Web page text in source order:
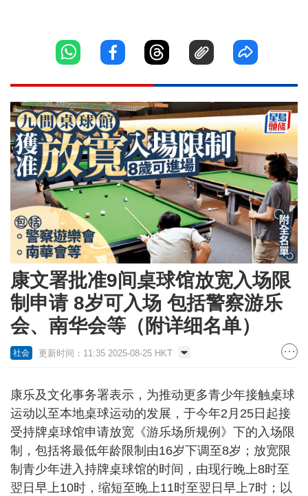
康文署批准9间桌球馆放宽入场限
制申请 8岁可入场 包括警察游乐
会、南华会等（附详细名单）
社会 更新时间：11:35 2025-08-25 HKT
康乐及文化事务署表示，为推动更多青少年接触桌球
运动以至本地桌球运动的发展，于今年2月25日起接
受持牌桌球馆申请放宽《游乐场所规例》下的入场限
制，包括将最低年龄限制由16岁下调至8岁；放宽限
制青少年进入持牌桌球馆的时间，由现行晚上8时至
翌日早上10时，缩短至晚上11时至翌日早上7时；以